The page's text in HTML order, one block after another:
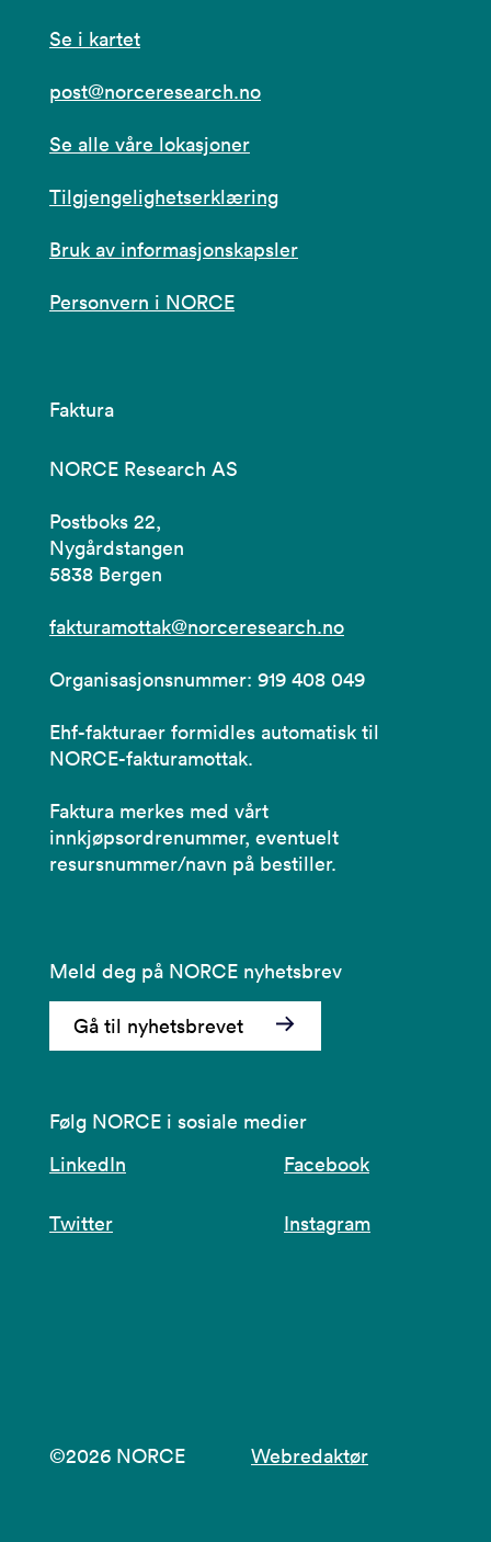
Se i kartet
post@norceresearch.no
Se alle våre lokasjoner
Tilgjengelighetserklæring
Bruk av informasjonskapsler
Personvern i NORCE
Faktura
NORCE Research AS
Postboks 22,
Nygårdstangen
5838 Bergen
fakturamottak@norceresearch.no
Organisasjonsnummer: 919 408 049
Ehf-fakturaer formidles automatisk til
NORCE-fakturamottak.
Faktura merkes med vårt
innkjøpsordrenummer, eventuelt
resursnummer/navn på bestiller.
Meld deg på NORCE nyhetsbrev
Gå til nyhetsbrevet
Følg NORCE i sosiale medier
LinkedIn
Facebook
Twitter Instagram
©2026 NORCE Webredaktør